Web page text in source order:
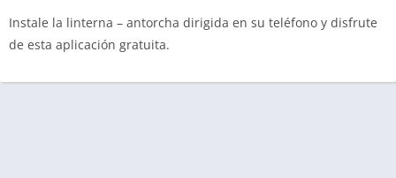
Instale la linterna – antorcha dirigida en su teléfono y disfrute
de esta aplicación gratuita.